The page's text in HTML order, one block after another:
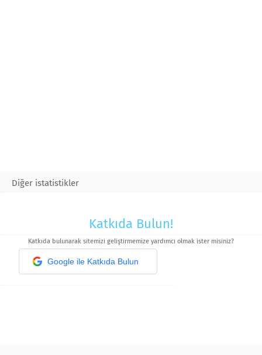
Diğer istatistikler
Katkıda Bulun!
Katkıda bulunarak sitemizi geliştirmemize yardımcı olmak ister misiniz?
Google ile Katkıda Bulun